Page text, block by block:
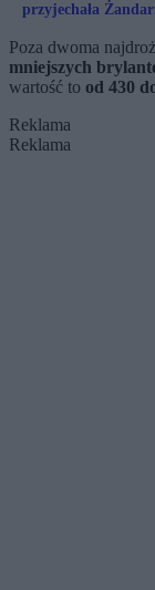
przyjechała
Poza dwoma
mniejszych
wartość to od 430
Reklama
Reklama